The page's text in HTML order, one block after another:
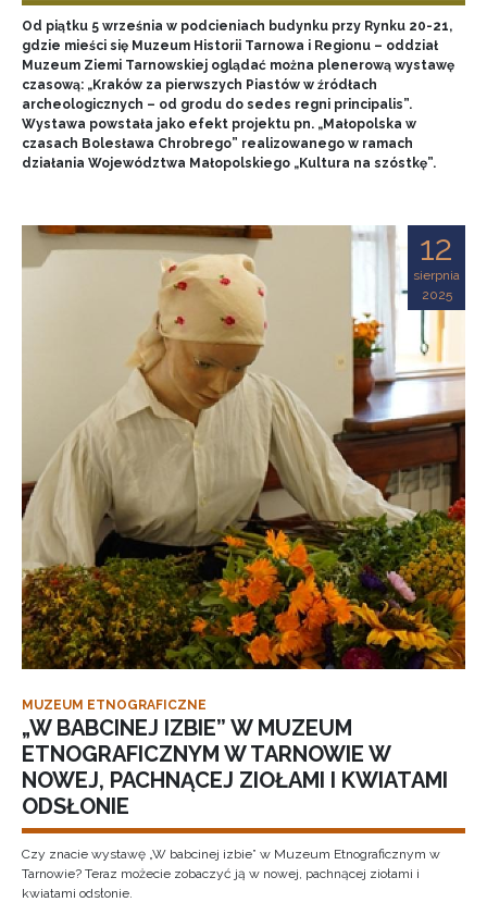
Od piątku 5 września w podcieniach budynku przy Rynku 20-21,
gdzie mieści się Muzeum Historii Tarnowa i Regionu – oddział
Muzeum Ziemi Tarnowskiej oglądać można plenerową wystawę
czasową: „Kraków za pierwszych Piastów w źródłach
archeologicznych – od grodu do sedes regni principalis”.
Wystawa powstała jako efekt projektu pn. „Małopolska w
czasach Bolesława Chrobrego” realizowanego w ramach
działania Województwa Małopolskiego „Kultura na szóstkę”.
12
sierpnia
2025
MUZEUM ETNOGRAFICZNE
„W BABCINEJ IZBIE” W MUZEUM
ETNOGRAFICZNYM W TARNOWIE W
NOWEJ, PACHNĄCEJ ZIOŁAMI I KWIATAMI
ODSŁONIE
Czy znacie wystawę „W babcinej izbie” w Muzeum Etnograficznym w
Tarnowie? Teraz możecie zobaczyć ją w nowej, pachnącej ziołami i
kwiatami odsłonie.